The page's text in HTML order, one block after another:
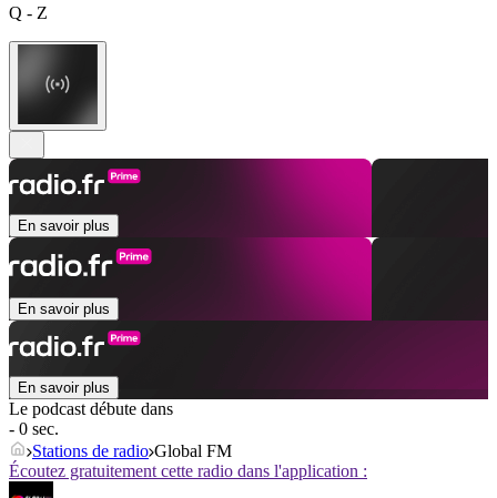
Q - Z
En savoir plus
En savoir plus
En savoir plus
Le podcast débute dans
- 0 sec.
Stations de radio Global FM
Écoutez gratuitement cette radio dans l'application :